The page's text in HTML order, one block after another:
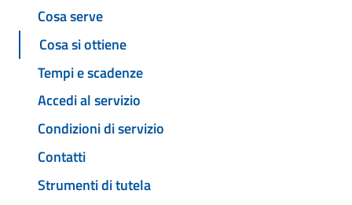
Cosa serve
Cosa si ottiene
Tempi e scadenze
Accedi al servizio
Condizioni di servizio
Contatti
Strumenti di tutela